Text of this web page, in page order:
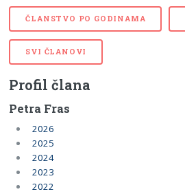
ČLANSTVO PO GODINAMA
SVI ČLANOVI
Profil člana
Petra Fras
2026
2025
2024
2023
2022